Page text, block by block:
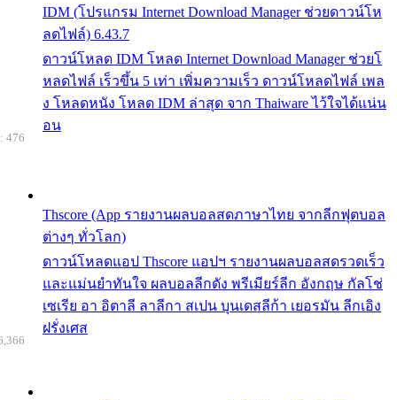
IDM (โปรแกรม Internet Download Manager ช่วยดาวน์โห
ลดไฟล์) 6.43.7
ดาวน์โหลด IDM โหลด Internet Download Manager ช่วยโ
หลดไฟล์ เร็วขึ้น 5 เท่า เพิ่มความเร็ว ดาวน์โหลดไฟล์ เพล
ง โหลดหนัง โหลด IDM ล่าสุด จาก Thaiware ไว้ใจได้แน่น
อน
Thscore (App รายงานผลบอลสดภาษาไทย จากลีกฟุตบอล
ต่างๆ ทั่วโลก)
ดาวน์โหลดแอป Thscore แอปฯ รายงานผลบอลสดรวดเร็ว
และแม่นยำทันใจ ผลบอลลีกดัง พรีเมียร์ลีก อังกฤษ กัลโช่
เซเรีย อา อิตาลี ลาลีกา สเปน บุนเดสลีก้า เยอรมัน ลีกเอิง
ฝรั่งเศส
476